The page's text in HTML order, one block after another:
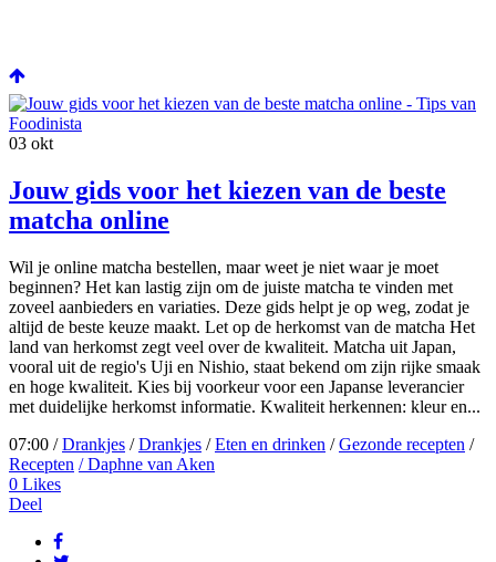
03 okt
Jouw gids voor het kiezen van de beste
matcha online
Wil je online matcha bestellen, maar weet je niet waar je moet
beginnen? Het kan lastig zijn om de juiste matcha te vinden met
zoveel aanbieders en variaties. Deze gids helpt je op weg, zodat je
altijd de beste keuze maakt. Let op de herkomst van de matcha Het
land van herkomst zegt veel over de kwaliteit. Matcha uit Japan,
vooral uit de regio's Uji en Nishio, staat bekend om zijn rijke smaak
en hoge kwaliteit. Kies bij voorkeur voor een Japanse leverancier
met duidelijke herkomst informatie. Kwaliteit herkennen: kleur en...
07:00 /Drankjes /Drankjes /Eten en drinken /Gezonde recepten /
Recepten / Daphne van Aken
0 Likes
Deel